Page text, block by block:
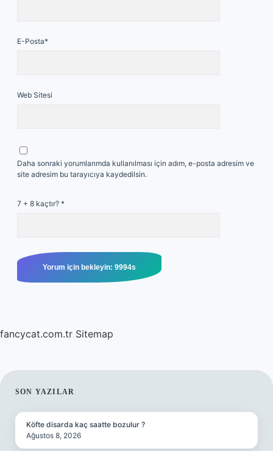
E-Posta*
Web Sitesi
Daha sonraki yorumlarımda kullanılması için adım, e-posta adresim ve
site adresim bu tarayıcıya kaydedilsin.
7 + 8 kaçtır? *
fancycat.com.tr Sitemap
SIDEBAR
SON YAZILAR
Köfte disarda kaç saatte bozulur ?
Ağustos 8, 2026